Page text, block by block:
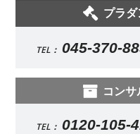
プラダ
TEL： 045-370-
コンサ
TEL： 0120-105-